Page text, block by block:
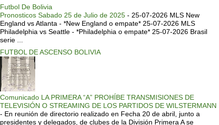
Futbol De Bolivia
Pronosticos Sabado 25 de Julio de 2025 - 25-07-2026 MLS New
England vs Atlanta - *New England o empate* 25-07-2026 MLS
Philadelphia vs Seattle - *Philadelphia o empate* 25-07-2026 Brasil
serie ...
FUTBOL DE ASCENSO BOLIVIA
Comunicado LA PRIMERA “A” PROHÍBE TRANSMISIONES DE
TELEVISIÓN O STREAMING DE LOS PARTIDOS DE WILSTERMANN
- En reunión de directorio realizado en Fecha 20 de abril, junto a
presidentes y delegados, de clubes de la División Primera A se